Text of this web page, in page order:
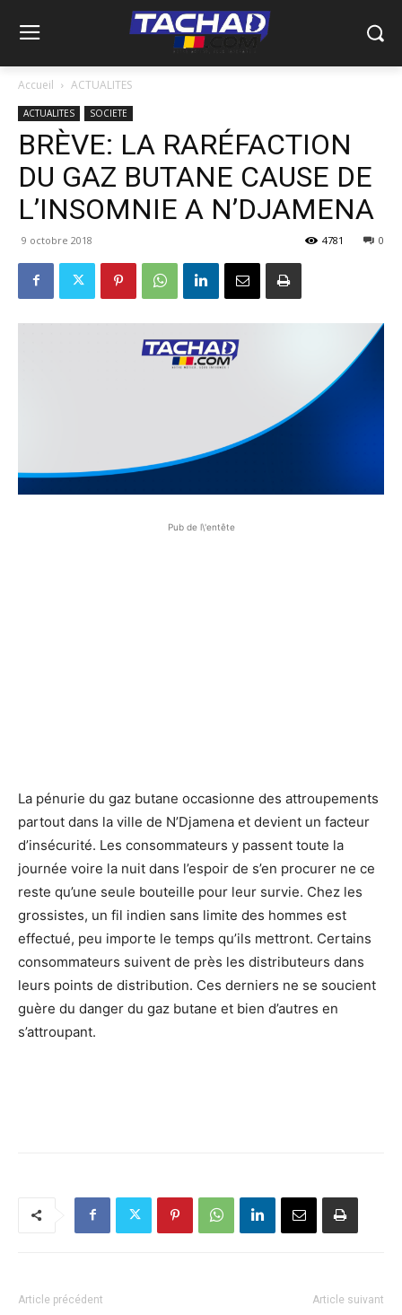
Accueil ACTUALITES
ACTUALITES SOCIETE
BRÈVE: LA RARÉFACTION
DU GAZ BUTANE CAUSE DE
L’INSOMNIE A N’DJAMENA
9 octobre 2018 0
4781
Pub de l\'entête
La pénurie du gaz butane occasionne des attroupements
partout dans la ville de N’Djamena et devient un facteur
d’insécurité. Les consommateurs y passent toute la
journée voire la nuit dans l’espoir de s’en procurer ne ce
reste qu’une seule bouteille pour leur survie. Chez les
grossistes, un fil indien sans limite des hommes est
effectué, peu importe le temps qu’ils mettront. Certains
consommateurs suivent de près les distributeurs dans
leurs points de distribution. Ces derniers ne se soucient
guère du danger du gaz butane et bien d’autres en
s’attroupant.
Article précédent Article suivant